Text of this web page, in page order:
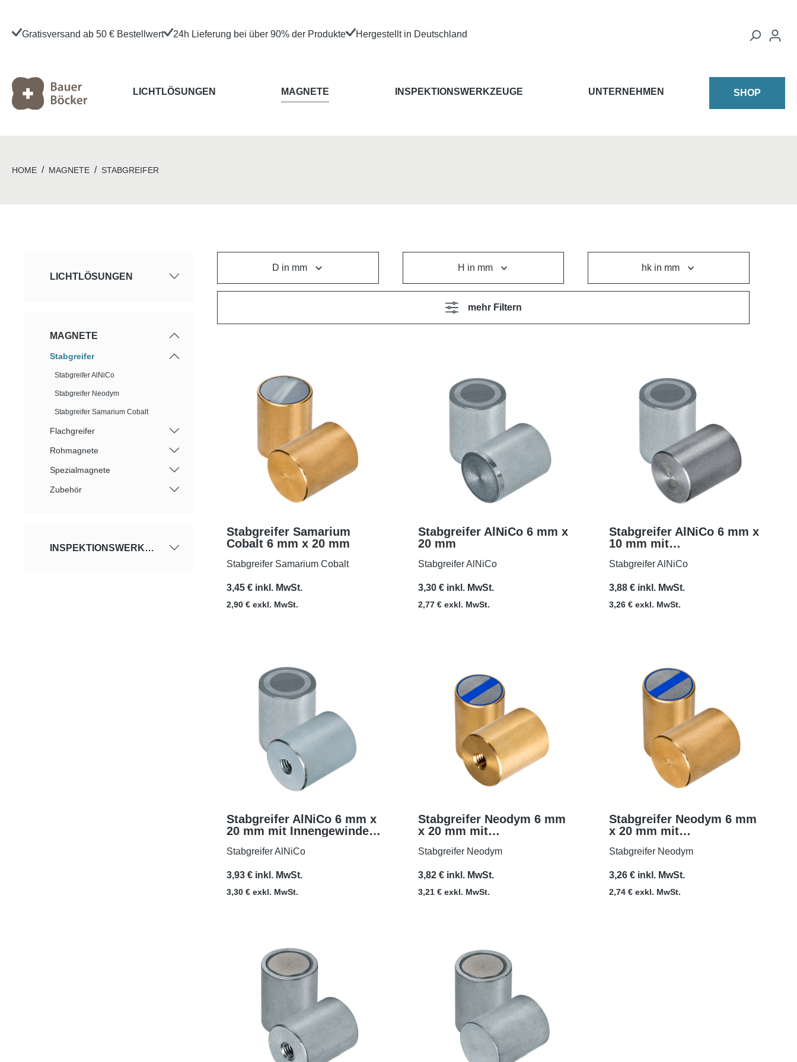
Gratisversand ab 50 € Bestellwert 24h Lieferung bei über 90% der Produkte Hergestellt in Deutschland
SHOP
LICHTLÖSUNGEN MAGNETE INSPEKTIONSWERKZEUGE UNTERNEHMEN
HOME / MAGNETE / STABGREIFER
LICHTLÖSUNGEN
MAGNETE
Stabgreifer
Stabgreifer AlNiCo
Stabgreifer Neodym
Stabgreifer Samarium Cobalt
Flachgreifer
Rohmagnete
Spezialmagnete
Zubehör
INSPEKTIONSWERKZEUGE
D in mm H in mm hk in mm
mehr Filtern
MEHR
Stabgreifer Samarium
Cobalt 6 mm x 20 mm
Stabgreifer Samarium Cobalt
3,45 € inkl. MwSt.
2,90 € exkl. MwSt.
Stabgreifer AlNiCo 6 mm x
20 mm
Stabgreifer AlNiCo
3,30 € inkl. MwSt.
2,77 € exkl. MwSt.
MEHR
Stabgreifer AlNiCo 6 mm x
10 mm mit
Stabgreifer AlNiCo
3,88 € inkl. MwSt.
3,26 € exkl. MwSt.
MEHR
Stabgreifer AlNiCo 6 mm x
20 mm mit Innengewinde
Stabgreifer AlNiCo
3,93 € inkl. MwSt.
3,30 € exkl. MwSt.
MEHR
Stabgreifer Neodym 6 mm
x 20 mm mit
Gewinde M3x5
Stabgreifer Neodym
3,82 € inkl. MwSt.
3,21 € exkl. MwSt.
MEHR
Stabgreifer Neodym 6 mm
x 20 mm mit
Stabgreifer Neodym
3,26 € inkl. MwSt.
2,74 € exkl. MwSt.